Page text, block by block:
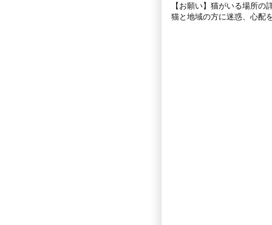
【お願い】猫がいる場所
猫と地域の方に迷惑、心配